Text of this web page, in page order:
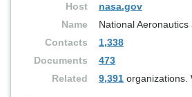
Host
nasa.gov
Name
National
Contacts
1,338
Documents
473
Related
9,391 organizations.